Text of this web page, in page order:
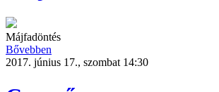
Májfadöntés
Bővebben
2017. június 17., szombat 14:30